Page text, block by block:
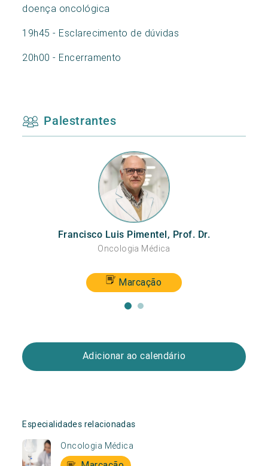
doença oncológica
19h45 - Esclarecimento de dúvidas
20h00 - Encerramento
Palestrantes
Francisco Luis Pimentel, Prof. Dr.
Oncologia Médica
Marcação
Adicionar ao calendário
Especialidades relacionadas
Oncologia Médica